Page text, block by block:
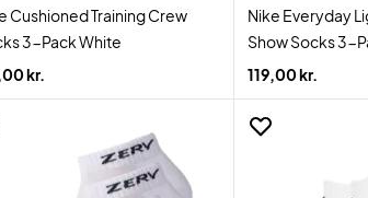
Cushioned Training Crew
3-Pack White
kr.
Nike Everyday
Show Socks 3-
119,00 kr.